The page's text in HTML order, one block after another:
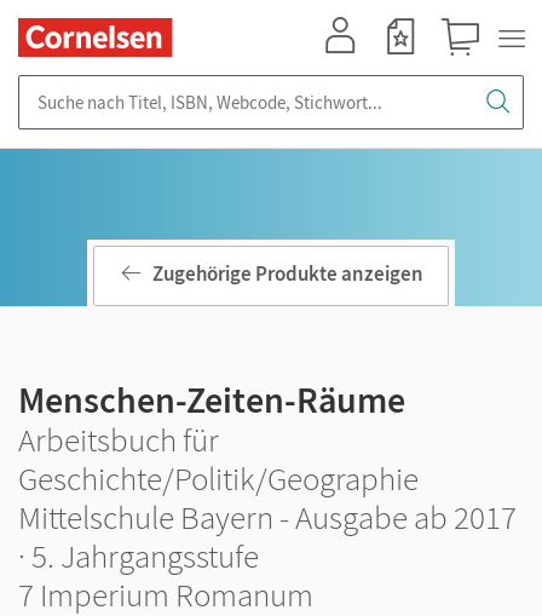
Zugehörige Produkte anzeigen
Menschen-Zeiten-Räume
Arbeitsbuch für
Geschichte/Politik/Geographie
Mittelschule Bayern - Ausgabe ab 2017
· 5. Jahrgangsstufe
7 Imperium Romanum